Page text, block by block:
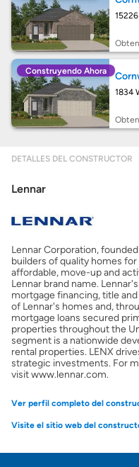
Obtener
Preparar mi
Seguro de
Obtener
Construyendo Ahora
1834
DETALLES DEL CONSTRUCTOR
Lennar
Lennar Corporation,
builders of quality homes
affordable, move-up and
Lennar brand name.
mortgage financing, title
of Lennar's homes and,
mortgage loans secured
properties throughout the
segment is a nationwide
rental properties. LENX
strategic investments. For
visit www.lennar.com.
Ver perfil completo del
Visite el sitio web del